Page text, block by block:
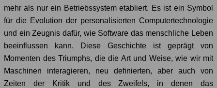
mehr als nur ein Betriebssystem etabliert. Es ist ein Symbol
für die Evolution der personalisierten Computertechnologie
und ein Zeugnis dafür, wie Software das menschliche Leben
beeinflussen kann. Diese Geschichte ist geprägt von
Momenten des Triumphs, die die Art und Weise, wie wir mit
Maschinen interagieren, neu definierten, aber auch von
Zeiten der Kritik und des Zweifels, in denen das